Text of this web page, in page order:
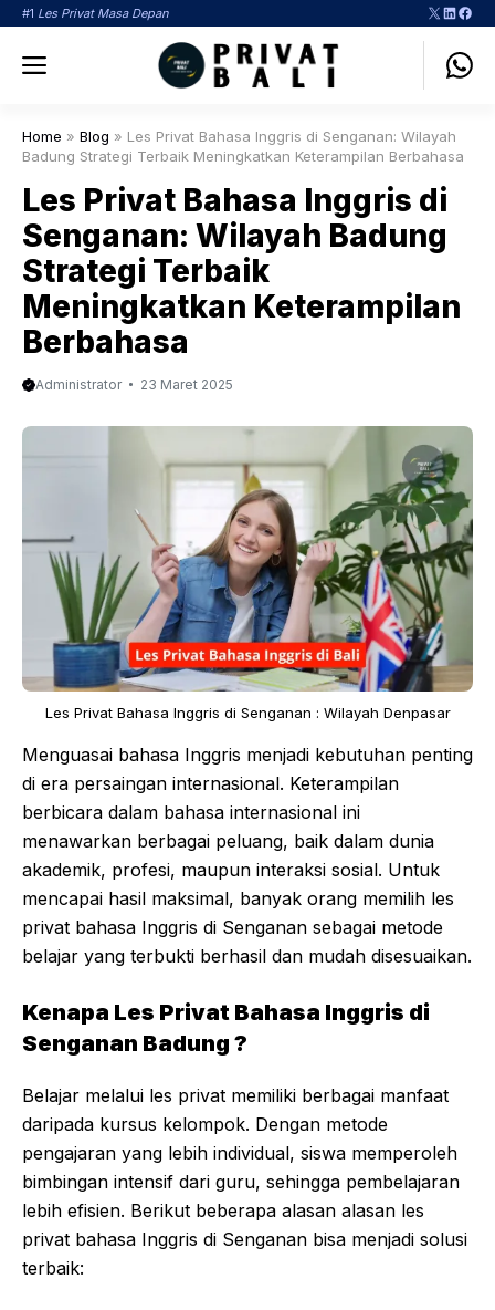
Langsung
#1 Les Privat Masa Depan X
Menu
Home » Blog » Les Privat Bahasa Inggris di Senganan: Wilayah
Badung Strategi Terbaik Meningkatkan Keterampilan Berbahasa
Les Privat Bahasa Inggris di
Senganan: Wilayah Badung
Strategi Terbaik
Meningkatkan Keterampilan
Berbahasa
Administrator 23 Maret 2025
Les Privat Bahasa Inggris di Senganan : Wilayah Denpasar
Menguasai bahasa Inggris menjadi kebutuhan penting
di era persaingan internasional. Keterampilan
berbicara dalam bahasa internasional ini
menawarkan berbagai peluang, baik dalam dunia
akademik, profesi, maupun interaksi sosial. Untuk
mencapai hasil maksimal, banyak orang memilih les
privat bahasa Inggris di Senganan sebagai metode
belajar yang terbukti berhasil dan mudah disesuaikan.
Kenapa Les Privat Bahasa Inggris di
Senganan Badung ?
Belajar melalui les privat memiliki berbagai manfaat
daripada kursus kelompok. Dengan metode
pengajaran yang lebih individual, siswa memperoleh
bimbingan intensif dari guru, sehingga pembelajaran
lebih efisien. Berikut beberapa alasan alasan les
privat bahasa Inggris di Senganan bisa menjadi solusi
terbaik: